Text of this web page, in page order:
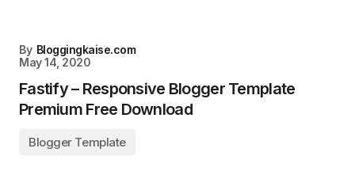
By Bloggingkaise.com
May 14, 2020
Fastify – Responsive Blogger Template
Premium Free Download
Blogger Template